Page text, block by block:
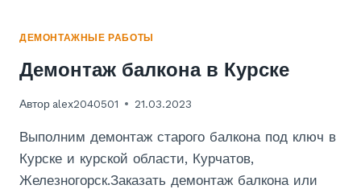
ДЕМОНТАЖНЫЕ РАБОТЫ
Демонтаж балкона в Курске
Автор alex2040501 21.03.2023
Выполним демонтаж старого балкона под ключ в
Курске и курской области, Курчатов,
Железногорск.Заказать демонтаж балкона или